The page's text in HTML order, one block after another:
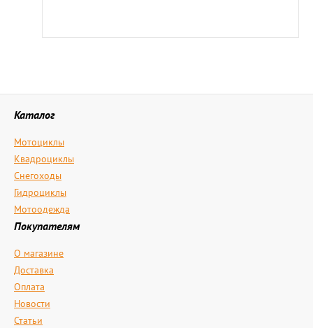
Каталог
Мотоциклы
Квадроциклы
Снегоходы
Гидроциклы
Мотоодежда
Покупателям
О магазине
Доставка
Оплата
Новости
Статьи